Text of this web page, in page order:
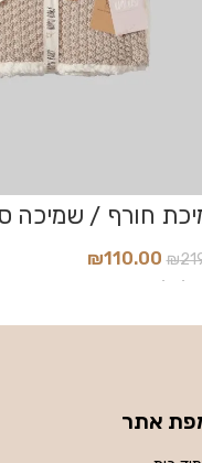
חורף / שמיכה
₪
₪110.00
לסל
אתר